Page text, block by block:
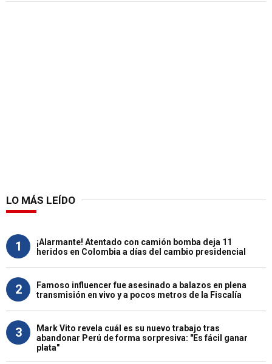
LO MÁS LEÍDO
1
¡Alarmante! Atentado con camión bomba deja 11
heridos en Colombia a días del cambio presidencial
2
Famoso influencer fue asesinado a balazos en plena
transmisión en vivo y a pocos metros de la Fiscalía
3
Mark Vito revela cuál es su nuevo trabajo tras
abandonar Perú de forma sorpresiva: "Es fácil ganar
plata"